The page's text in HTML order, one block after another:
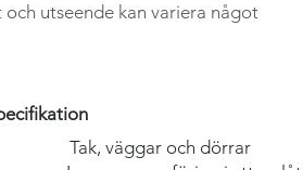
utseende kan variera något
Tak, väggar och dörrar